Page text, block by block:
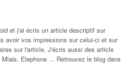
et j'ai écris un article descriptif sur
avoir vos impressions sur celui-ci et sur
sur l'article. J'écris aussi des article
Elephone ... Retrouvez le blog dans